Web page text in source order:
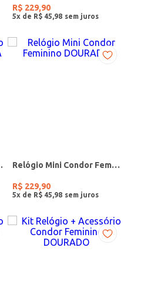
R$ 229,90
5x de R$ 45 98
PRATA Relógio Mini Condor Feminino DOURADO
R$ 229,90
5x de R$ 45 98